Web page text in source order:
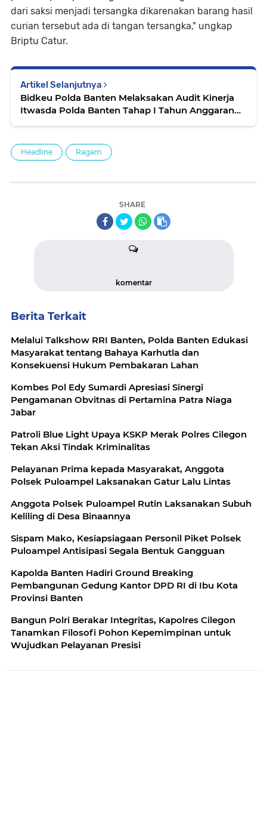
dari saksi menjadi tersangka dikarenakan barang hasil
curian tersebut ada di tangan tersangka," ungkap
Briptu Catur.
Artikel Selanjutnya
Bidkeu Polda Banten Melaksakan Audit Kinerja
Itwasda Polda Banten Tahap I Tahun Anggaran
Headline Ragam
SHARE
komentar
Berita Terkait
Melalui Talkshow RRI Banten, Polda Banten Edukasi
Masyarakat tentang Bahaya Karhutla dan
Konsekuensi Hukum Pembakaran Lahan
Kombes Pol Edy Sumardi Apresiasi Sinergi
Pengamanan Obvitnas di Pertamina Patra Niaga
Jabar
Patroli Blue Light Upaya KSKP Merak Polres Cilegon
Tekan Aksi Tindak Kriminalitas
Pelayanan Prima kepada Masyarakat, Anggota
Polsek Puloampel Laksanakan Gatur Lalu Lintas
Anggota Polsek Puloampel Rutin Laksanakan Subuh
Keliling di Desa Binaannya
Sispam Mako, Kesiapsiagaan Personil Piket Polsek
Puloampel Antisipasi Segala Bentuk Gangguan
Kapolda Banten Hadiri Ground Breaking
Pembangunan Gedung Kantor DPD RI di Ibu Kota
Provinsi Banten
Bangun Polri Berakar Integritas, Kapolres Cilegon
Tanamkan Filosofi Pohon Kepemimpinan untuk
Wujudkan Pelayanan Presisi